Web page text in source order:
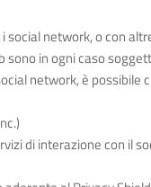
network, o con
in ogni caso
network, è
di interazione con il